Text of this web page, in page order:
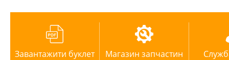
Завантажити буклет Магазин запчастин